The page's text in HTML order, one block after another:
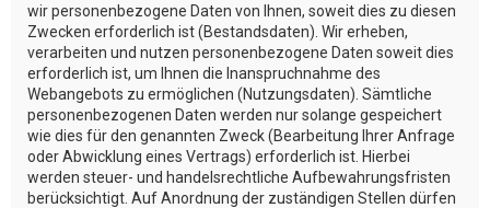
wir personenbezogene Daten von Ihnen, soweit dies zu diesen
Zwecken erforderlich ist (Bestandsdaten). Wir erheben,
verarbeiten und nutzen personenbezogene Daten soweit dies
erforderlich ist, um Ihnen die Inanspruchnahme des
Webangebots zu ermöglichen (Nutzungsdaten). Sämtliche
personenbezogenen Daten werden nur solange gespeichert
wie dies für den genannten Zweck (Bearbeitung Ihrer Anfrage
oder Abwicklung eines Vertrags) erforderlich ist. Hierbei
werden steuer- und handelsrechtliche Aufbewahrungsfristen
berücksichtigt. Auf Anordnung der zuständigen Stellen dürfen